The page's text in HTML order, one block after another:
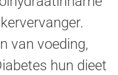
van voeding,
hun dieet